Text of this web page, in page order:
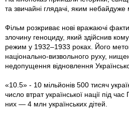
та звичайні глядачі, яким
Фільм розкриває нові вражаючі
злочину геноциду, який здійснив
режим у 1932–1933 роках. Його
національно-визвольного руху,
недопущення відновлення
«10.5» - 10 мільйонів 500 тисяч
число втрат української нації під
них — 4 млн українських дітей.